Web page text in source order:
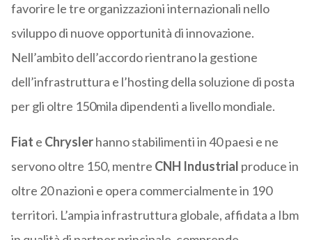
favorire le tre organizzazioni internazionali nello
sviluppo di nuove opportunità di innovazione.
Nell’ambito dell’accordo rientrano la gestione
dell’infrastruttura e l’hosting della soluzione di posta
per gli oltre 150mila dipendenti a livello mondiale.
Fiat e Chryslerhanno stabilimenti in 40 paesi e ne
servono oltre 150, mentre CNH Industrial produce in
oltre 20 nazioni e opera commercialmente in 190
territori. L’ampia infrastruttura globale, affidata a Ibm